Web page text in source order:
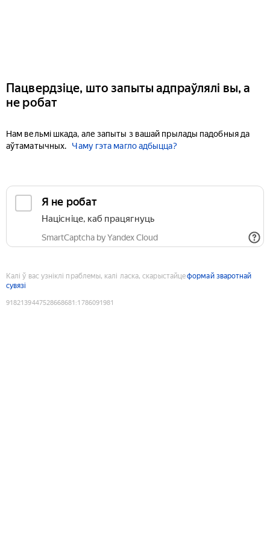
Пацвердзіце, што запыты адпраўлялі вы, а
не робат
Нам вельмі шкада, але запыты з вашай прылады падобныя да
аўтаматычных.
Чаму гэта магло адбыцца?
Я не робат
Націсніце, каб працягнуць
SmartCaptcha by Yandex Cloud
Калі ў вас узніклі праблемы, калі ласка, скарыстайцеформай зваротнай
сувязі
9182139447528668681 :1786091981